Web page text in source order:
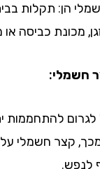
תקלות בבית
כביסה או
להתחממות יתר,
חשמלי עלול